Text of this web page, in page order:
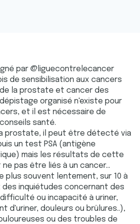
par @liguecontrelecancer
de sensibilisation aux cancers
la prostate et cancer des
organisé n'existe pour
et il est nécessaire de
santé.
prostate, il peut être détecté via
un test PSA (antigène
mais les résultats de cette
pas être liés à un cancer...
plus souvent lentement, sur 10 à
des inquiétudes concernant des
ou incapacité à uriner,
d'uriner, douleurs ou brûlures..),
ou des troubles de